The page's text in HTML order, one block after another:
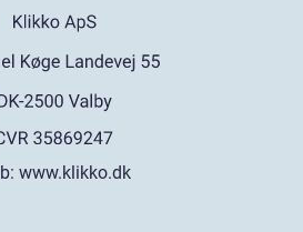
www.klikko.dk